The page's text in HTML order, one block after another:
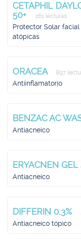
CETAPHIL
50+
261 lecturas
Protector Solar
atópicas
ORACEA 897
Antiinflamatorio
BENZAC AC
Antiacneico
ERYACNEN GEL
Antiacneico
DIFFERIN 0,3%
Antiacneico tópico